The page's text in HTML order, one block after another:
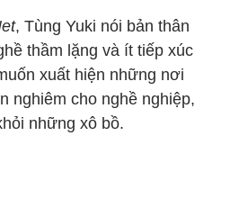
, Tùng Yuki nói bản thân
thầm lặng và ít tiếp xúc
xuất hiện những nơi
nghiêm cho nghề nghiệp,
những xô bồ.